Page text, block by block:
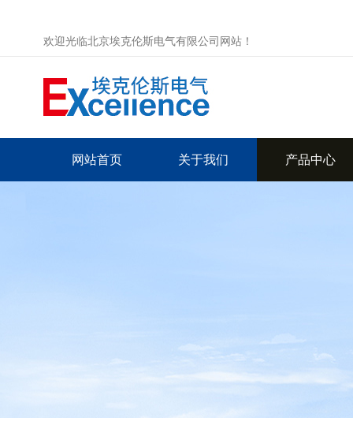
欢迎光临北京埃克伦斯电气有限公司网站！
网站首页 关于我们 产品中心